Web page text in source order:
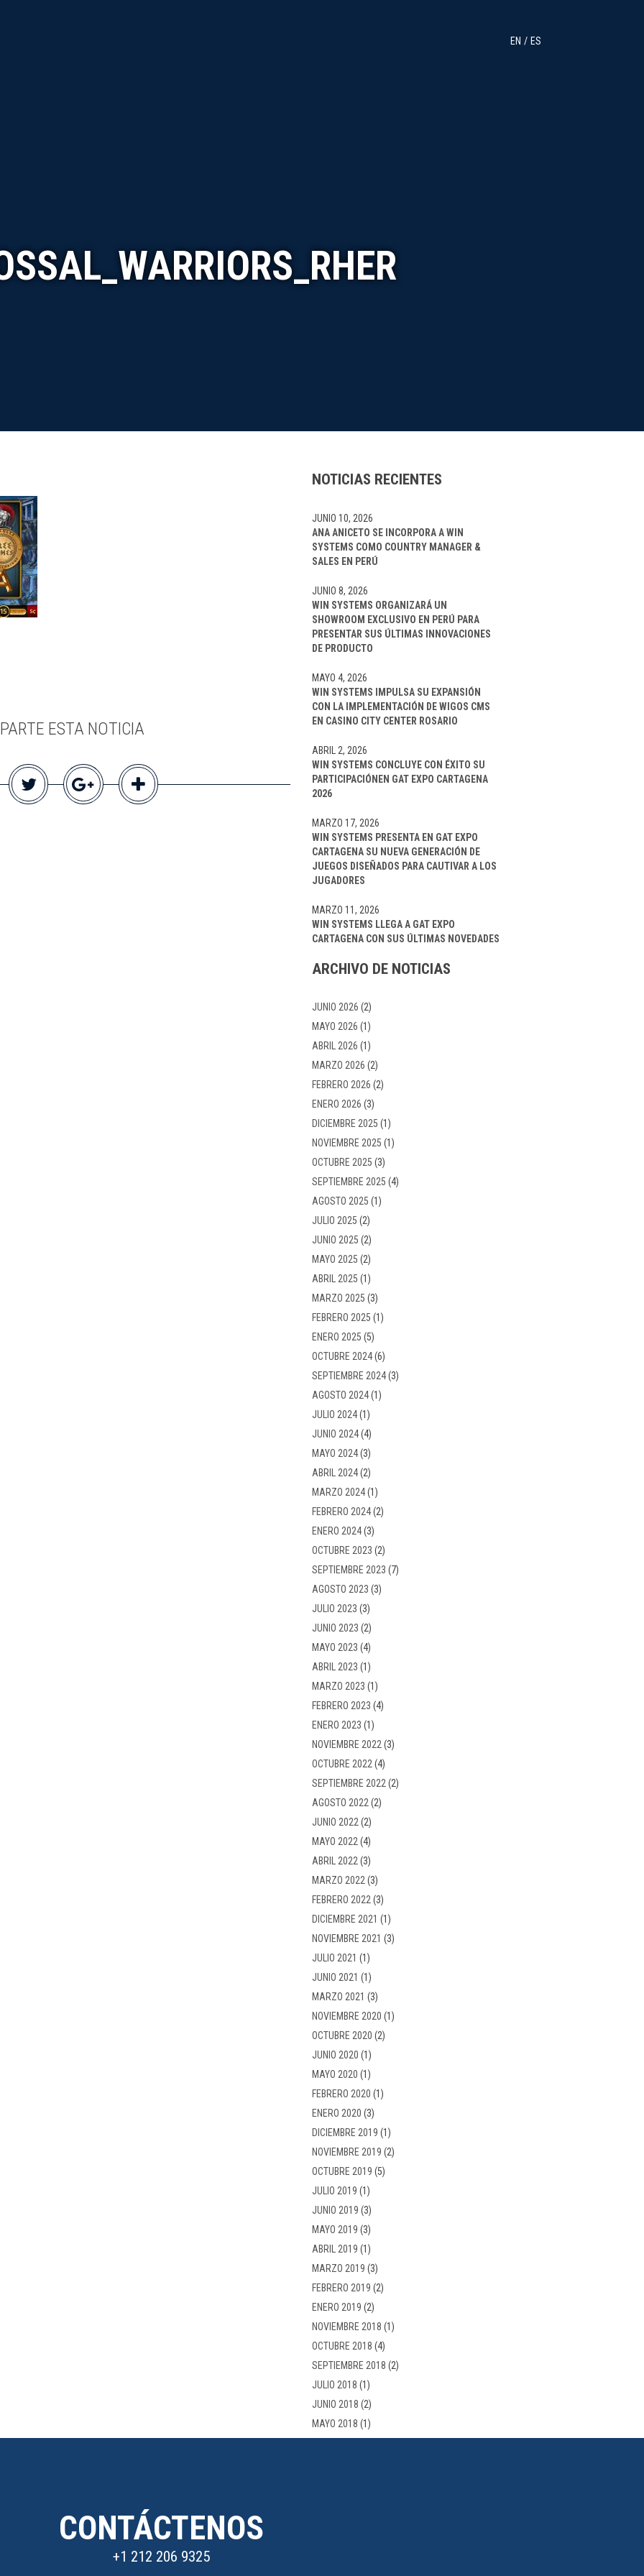
EN ES
ESTA NOTICIA
NOTICIAS RECIENTES
ANA ANICETO SE INCORPORA A WIN
SYSTEMS COMO COUNTRY MANAGER &
SALES EN PERÚ
JUNIO 10, 2026
WIN SYSTEMS ORGANIZARÁ UN
SHOWROOM EXCLUSIVO EN PERÚ PARA
PRESENTAR SUS ÚLTIMAS INNOVACIONES
DE PRODUCTO
JUNIO 8, 2026
WIN SYSTEMS IMPULSA SU EXPANSIÓN
CON LA IMPLEMENTACIÓN DE WIGOS CMS
EN CASINO CITY CENTER ROSARIO
MAYO 4, 2026
WIN SYSTEMS CONCLUYE CON ÉXITO SU
PARTICIPACIÓNEN GAT EXPO CARTAGENA
2026
ABRIL 2, 2026
WIN SYSTEMS PRESENTA EN GAT EXPO
CARTAGENA SU NUEVA GENERACIÓN DE
JUEGOS DISEÑADOS PARA CAUTIVAR A LOS
JUGADORES
MARZO 17, 2026
WIN SYSTEMS LLEGA A GAT EXPO
CARTAGENA CON SUS ÚLTIMAS NOVEDADES
MARZO 11, 2026
ARCHIVO DE NOTICIAS
JUNIO 2026 (2)
MAYO 2026 (1)
ABRIL 2026 (1)
MARZO 2026 (2)
FEBRERO 2026 (2)
ENERO 2026 (3)
DICIEMBRE 2025 (1)
NOVIEMBRE 2025 (1)
OCTUBRE 2025 (3)
SEPTIEMBRE 2025 (4)
AGOSTO 2025 (1)
JULIO 2025 (2)
JUNIO 2025 (2)
MAYO 2025 (2)
ABRIL 2025 (1)
MARZO 2025 (3)
FEBRERO 2025 (1)
ENERO 2025 (5)
OCTUBRE 2024(6)
SEPTIEMBRE 2024(3)
AGOSTO 2024(1)
JULIO 2024(1)
JUNIO 2024(4)
MAYO 2024(3)
ABRIL 2024(2)
MARZO 2024(1)
FEBRERO 2024(2)
ENERO 2024(3)
OCTUBRE 2023 (2)
SEPTIEMBRE 2023 (7)
AGOSTO 2023 (3)
JULIO 2023 (3)
JUNIO 2023 (2)
MAYO 2023 (4)
ABRIL 2023 (1)
MARZO 2023 (1)
FEBRERO 2023 (4)
ENERO 2023 (1)
NOVIEMBRE 2022 (3)
OCTUBRE 2022 (4)
SEPTIEMBRE 2022 (2)
AGOSTO 2022 (2)
JUNIO 2022 (2)
MAYO 2022 (4)
ABRIL 2022 (3)
MARZO 2022 (3)
FEBRERO 2022 (3)
DICIEMBRE 2021 (1)
NOVIEMBRE 2021 (3)
JULIO 2021 (1)
JUNIO 2021 (1)
MARZO 2021 (3)
NOVIEMBRE 2020 (1)
OCTUBRE 2020 (2)
JUNIO 2020 (1)
MAYO 2020 (1)
FEBRERO 2020 (1)
ENERO 2020 (3)
DICIEMBRE 2019 (1)
NOVIEMBRE 2019 (2)
OCTUBRE 2019 (5)
JULIO 2019 (1)
JUNIO 2019 (3)
MAYO 2019 (3)
ABRIL 2019 (1)
MARZO 2019 (3)
FEBRERO 2019 (2)
ENERO 2019 (2)
NOVIEMBRE 2018 (1)
OCTUBRE 2018 (4)
SEPTIEMBRE 2018 (2)
JULIO 2018 (1)
JUNIO 2018 (2)
MAYO 2018 (1)
CONTÁCTENOS
+1 212 206 9325